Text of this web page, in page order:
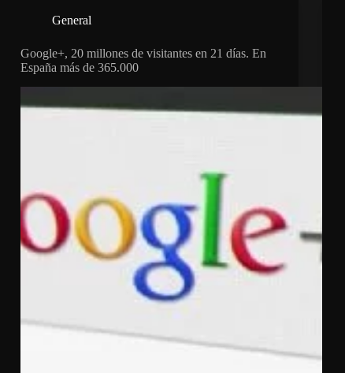
General
Google+, 20 millones de visitantes en 21 días. En
España más de 365.000